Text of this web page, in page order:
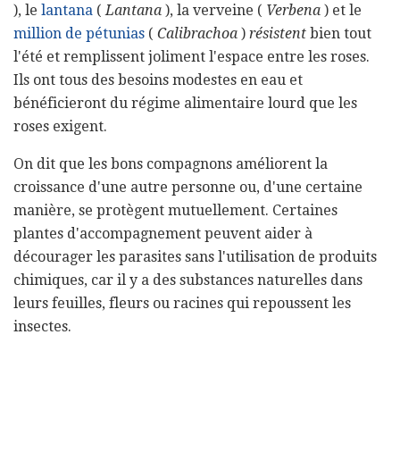
), le lantana (Lantana ), la verveine ( Verbena ) et le
million de pétunias ( Calibrachoa ) résistent bien tout
l'été et remplissent joliment l'espace entre les roses.
Ils ont tous des besoins modestes en eau et
bénéficieront du régime alimentaire lourd que les
roses exigent.
On dit que les bons compagnons améliorent la
croissance d'une autre personne ou, d'une certaine
manière, se protègent mutuellement. Certaines
plantes d'accompagnement peuvent aider à
décourager les parasites sans l'utilisation de produits
chimiques, car il y a des substances naturelles dans
leurs feuilles, fleurs ou racines qui repoussent les
insectes.